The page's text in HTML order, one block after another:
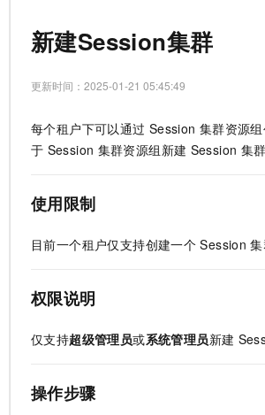
新建Session集群
更新时间： 2025-01-21 05:45:49
每个租户下可以通过 Session 集群资源
于 Session 集群资源组新建 Session 集群
使用限制
目前一个租户仅支持创建一个 Session 集
权限说明
仅支持超级管理员或系统管理员新建
操作步骤